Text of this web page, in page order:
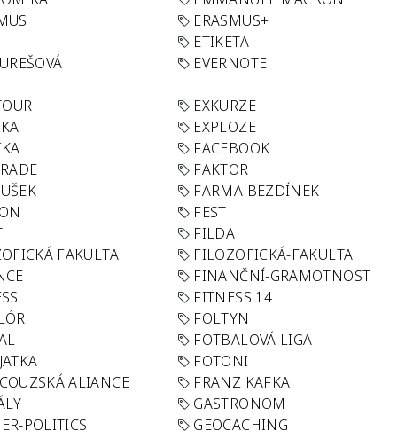
ERASMUS+
ETIKETA
EVERNOTE
EXKURZE
EXPLOZE
FACEBOOK
FAKTOR
FARMA BEZDÍNEK
FEST
FILDA
FAKULTA
FILOZOFICKÁ-FAKULTA
FINANČNÍ-GRAMOTNOST
FITNESS 14
FOLTYN
FOTBALOVÁ LIGA
FOTONI
ALIANCE
FRANZ KAFKA
GASTRONOM
POLITICS
GEOCACHING